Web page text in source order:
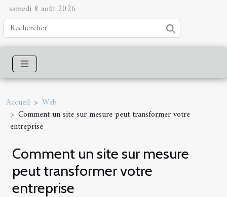
samedi 8 août 2026
Accueil
Web
Comment un site sur mesure peut transformer votre
entreprise
Comment un site sur mesure
peut transformer votre
entreprise